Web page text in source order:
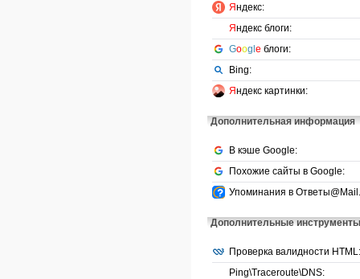
Яндекс:
Яндекс блоги:
Google блоги:
Bing:
Яндекс картинки:
Дополнительная информация
В кэше Google:
Похожие сайты в Google:
Упоминания в
Дополнительные инструменты
Проверка валидности HTML:
Ping\Traceroute\DNS: